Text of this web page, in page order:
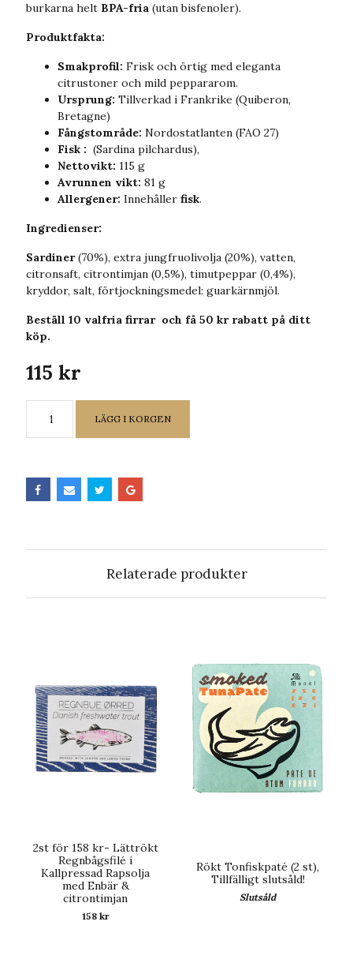
burkarna helt BPA-fria (utan bisfenoler).
Produktfakta:
Smakprofil: Frisk och örtig med eleganta
citrustoner och mild peppararom.
Ursprung: Tillverkad i Frankrike (Quiberon,
Bretagne)
Fångstområde: Nordostatlanten (FAO 27)
Fisk : (Sardina pilchardus),
Nettovikt: 115 g
Avrunnen vikt: 81 g
Allergener: Innehåller fisk.
Ingredienser:
Sardiner(70%), extra jungfruolivolja (20%), vatten,
citronsaft, citrontimjan (0,5%), timutpeppar (0,4%),
kryddor, salt, förtjockningsmedel: guarkärnmjöl.
Beställ 10 valfria firrar och få 50 kr rabatt på ditt
köp.
115 kr
LÄGG I KORGEN
Relaterade produkter
2st för 158 kr- Lättrökt
Regnbågsfilé i
Kallpressad Rapsolja
med Enbär &
citrontimjan
158 kr
Rökt Tonfiskpaté (2 st),
Tillfälligt slutsåld!
Slutsåld